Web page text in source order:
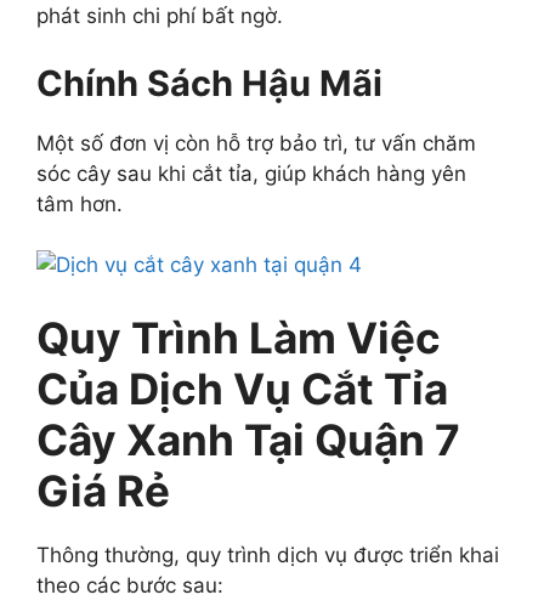
phát sinh chi phí bất ngờ.
Chính Sách Hậu Mãi
Một số đơn vị còn hỗ trợ bảo trì, tư vấn chăm
sóc cây sau khi cắt tỉa, giúp khách hàng yên
tâm hơn.
Quy Trình Làm Việc
Của Dịch Vụ Cắt Tỉa
Cây Xanh Tại Quận 7
Giá Rẻ
Thông thường, quy trình dịch vụ được triển khai
theo các bước sau: